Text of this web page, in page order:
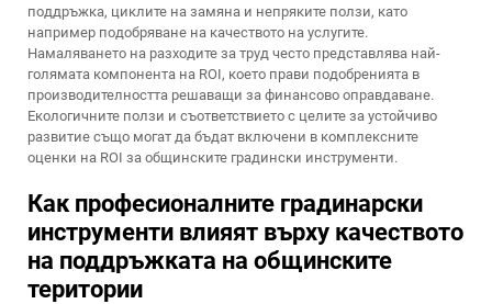
поддръжка, циклите на замяна и непряките ползи, като
например подобряване на качеството на услугите.
Намаляването на разходите за труд често представлява най-
голямата компонента на ROI, което прави подобренията в
производителността решаващи за финансово оправдаване.
Екологичните ползи и съответствието с целите за устойчиво
развитие също могат да бъдат включени в комплексните
оценки на ROI за общинските градински инструменти.
Как професионалните градинарски
инструменти влияят върху качеството
на поддръжката на общинските
територии